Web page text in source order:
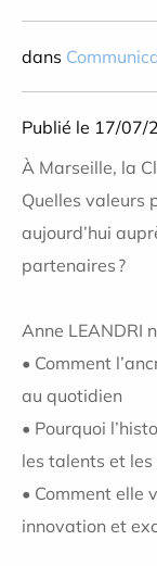
dans
Publié le 17/07/
À Marseille, la
Quelles valeurs
aujourd’hui
partenaires ?
Anne LEANDRI
• Comment
au quotidien
• Pourquoi
les talents et
• Comment elle
innovation et